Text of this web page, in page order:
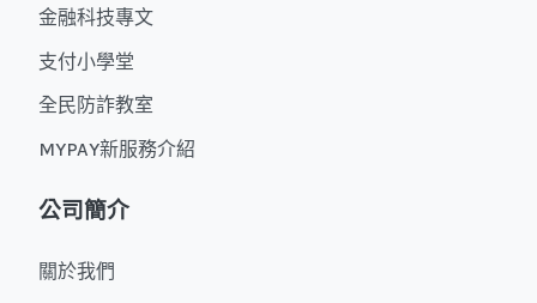
金融科技專文
支付小學堂
全民防詐教室
MYPAY新服務介紹
公司簡介
關於我們